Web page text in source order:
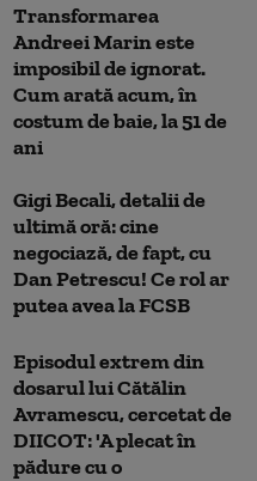
Transformarea
Andreei Marin este
imposibil de ignorat.
Cum arată acum, în
costum de baie, la 51 de
ani
Gigi Becali, detalii de
ultimă oră: cine
negociază, de fapt, cu
Dan Petrescu! Ce rol ar
putea avea la FCSB
Episodul extrem din
dosarul lui Cătălin
Avramescu, cercetat de
DIICOT: 'A plecat în
pădure cu o